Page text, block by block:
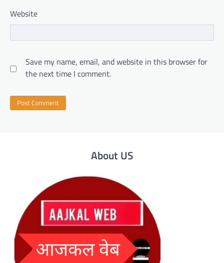
Website
Save my name, email, and website in this browser for
the next time I comment.
About US